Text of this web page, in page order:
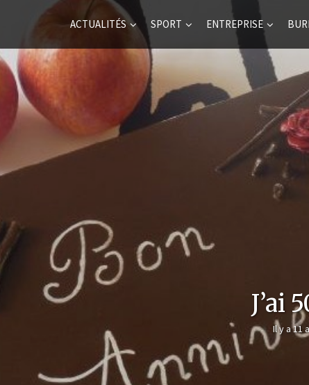
ACTUALITÉS SPORT ENTREPRISE
J’ai
Il y a 11